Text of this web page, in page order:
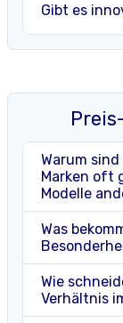
Gibt es
Warum
Marken oft
Modelle
Was
Wie
Verhältnis